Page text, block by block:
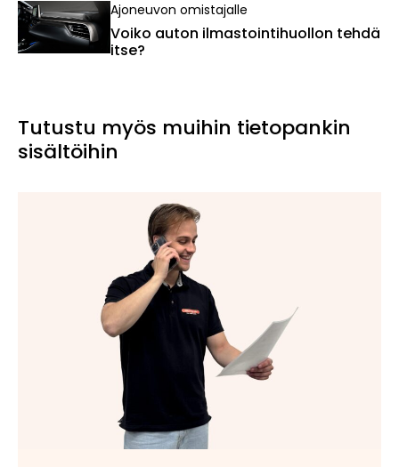
Ajoneuvon omistajalle
Voiko auton ilmastointihuollon tehdä
itse?
Tutustu myös muihin tietopankin
sisältöihin